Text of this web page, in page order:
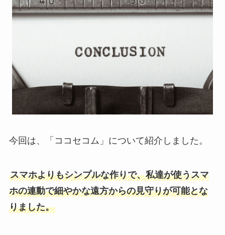
今回は、「ココセコム」について紹介しました。
スマホよりもシンプルな作りで、私達が使うスマ
ホの連動で細やかな遠方からの見守りが可能とな
りました。